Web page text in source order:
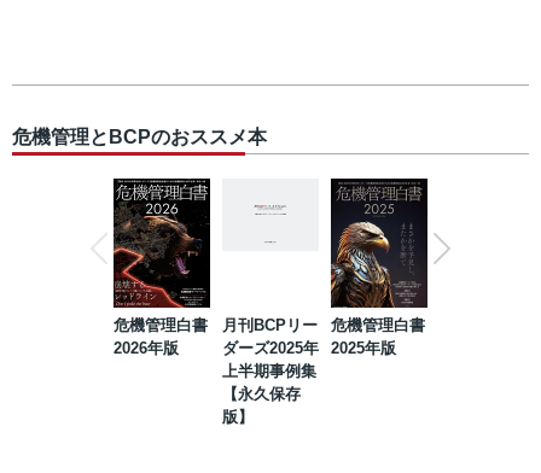
危機管理とBCPのおススメ本
危機管理白書
2026年版
月刊BCPリー
ダーズ2025年
上半期事例集
【永久保存
版】
危機管理白書
2025年版